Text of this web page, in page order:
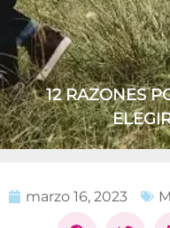
12 RAZONES
marzo 16, 2023